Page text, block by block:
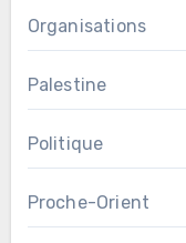
Organisations
Palestine
Politique
Proche-Orient